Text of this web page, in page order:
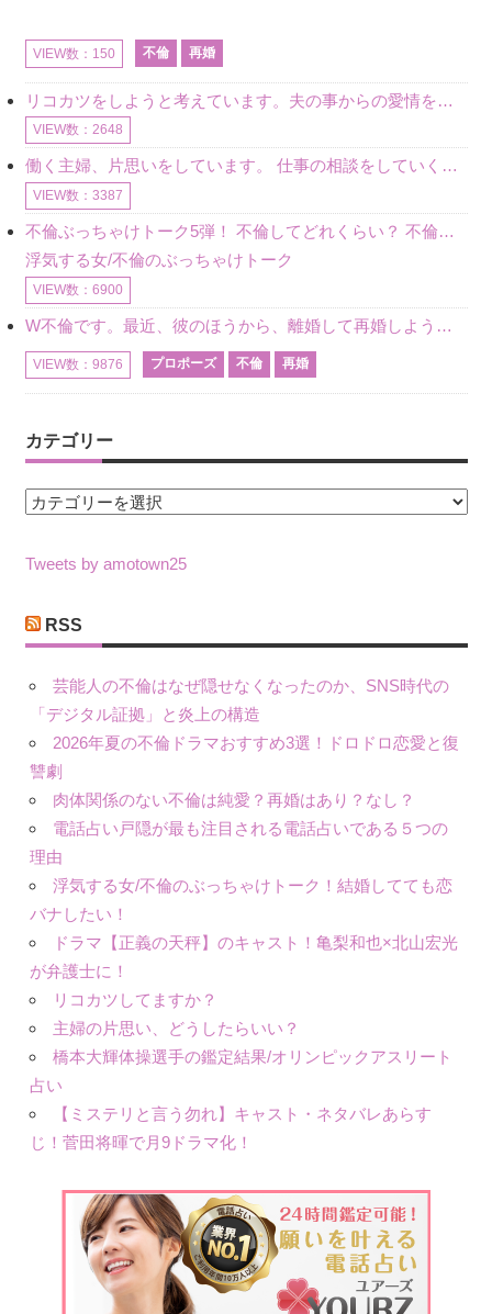
VIEW数：150 不倫 再婚
リコカツをしようと考えています。夫の事からの愛情を全く感じません。子供がいるので、子供が成長するまではと我慢しています。 まず、お金が必要だと考え、仕事の量も増やしました。ところが、夫は働かず、結局は
VIEW数：2648
働く主婦、片思いをしています。 仕事の相談をしていくうちに、彼のことを好きになりました。私には夫も子供もいます。不倫をしているわけでもなく、もちろん、この気持ちは誰にも話していません。 ラインをする関
VIEW数：3387
不倫ぶっちゃけトーク5弾！ 不倫してどれくらい？ 不倫のあれこれを、なんでもどうぞ♪♪
浮気する女/不倫のぶっちゃけトーク
VIEW数：6900
W不倫です。最近、彼のほうから、離婚して再婚しよう、と言ってきました。ハッキリいうと、そこまでは考えていませんでした。彼を好きな気持ちはあるし、彼なしの生活は考えられません。だけど、離婚して再婚すると
VIEW数：9876 プロポーズ 不倫 再婚
カテゴリー
カ
ゴ
ー
Tweets by amotown25
RSS
芸能人の不倫はなぜ隠せなくなったのか、SNS時代の
「デジタル証拠」と炎上の構造
2026年夏の不倫ドラマおすすめ3選！ドロドロ恋愛と復
讐劇
肉体関係のない不倫は純愛？再婚はあり？なし？
電話占い戸隠が最も注目される電話占いである５つの
理由
浮気する女/不倫のぶっちゃけトーク！結婚してても恋
バナしたい！
ドラマ【正義の天秤】のキャスト！亀梨和也×北山宏光
が弁護士に！
リコカツしてますか？
主婦の片思い、どうしたらいい？
橋本大輝体操選手の鑑定結果/オリンピックアスリート
占い
【ミステリと言う勿れ】キャスト・ネタバレあらす
じ！菅田将暉で月9ドラマ化！